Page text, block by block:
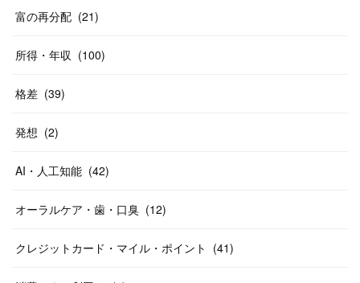
富の再分配 (21)
所得・年収 (100)
格差 (39)
発想 (2)
AI・人工知能 (42)
オーラルケア・歯・口臭 (12)
クレジットカード・マイル・ポイント (41)